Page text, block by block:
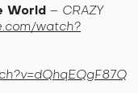
World – CRAZY
watch?